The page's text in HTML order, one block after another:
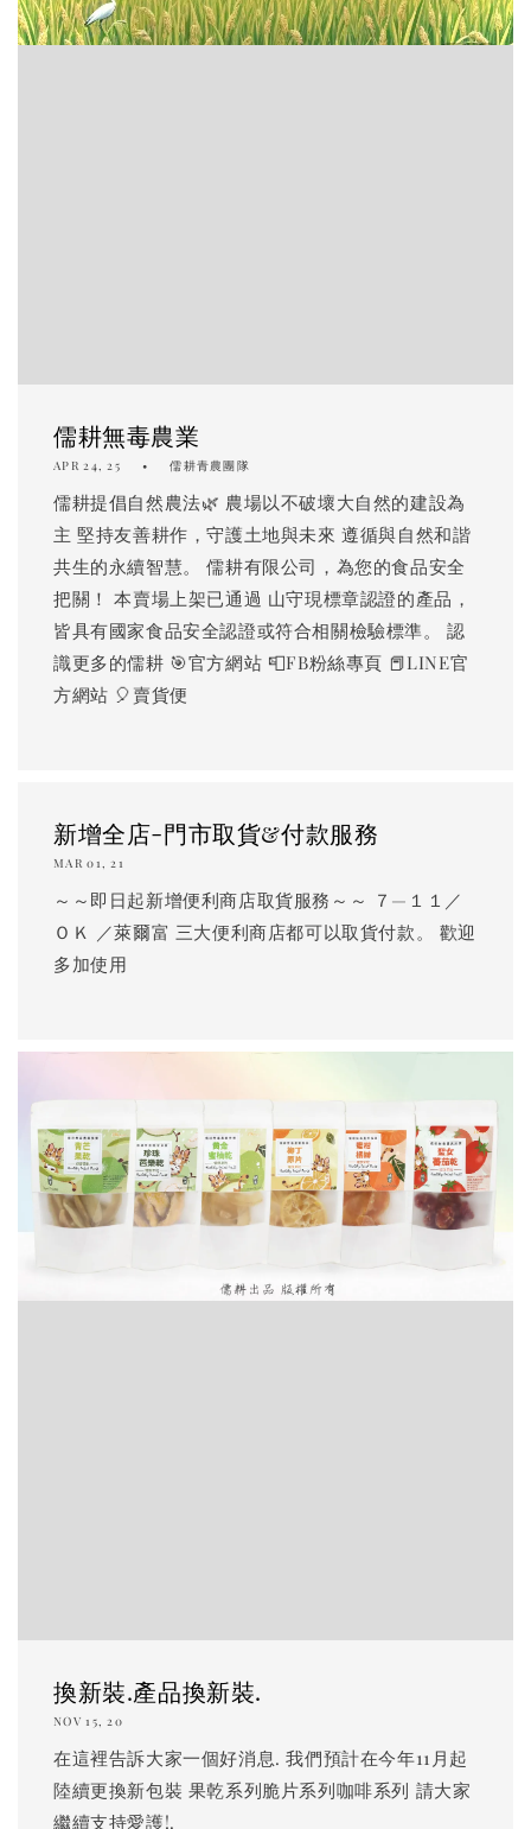
儒耕無毒農業
APR 24, 25 儒耕青農團隊
儒耕提倡自然農法🌿 農場以不破壞大自然的建設為
主 堅持友善耕作，守護土地與未來 遵循與自然和諧
共生的永續智慧。 儒耕有限公司，為您的食品安全
把關！ 本賣場上架已通過 山守現標章認證的產品，
皆具有國家食品安全認證或符合相關檢驗標準。 認
識更多的儒耕 🎯官方網站 📮FB粉絲專頁 📕LINE官
方網站 🎈賣貨便
新增全店-門市取貨&付款服務
MAR 01, 21
～～即日起新增便利商店取貨服務～～ ７—１１／
ＯＫ ／萊爾富 三大便利商店都可以取貨付款。 歡迎
多加使用
換新裝.產品換新裝.
NOV 15, 20
在這裡告訴大家一個好消息. 我們預計在今年11月起
陸續更換新包裝 果乾系列脆片系列咖啡系列 請大家
繼續支持愛護!.